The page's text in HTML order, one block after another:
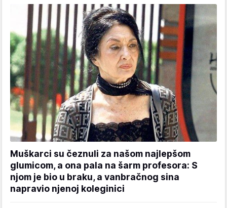
Muškarci su čeznuli za našom najlepšom
glumicom, a ona pala na šarm profesora: S
njom je bio u braku, a vanbračnog sina
napravio njenoj koleginici